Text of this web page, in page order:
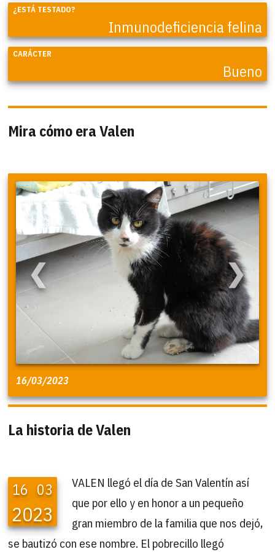
¿ESTÁ TESTADO?
Inmunodeficiencia felina
CARÁCTER
Bueno
Mira cómo era Valen
❮ ❯
16/03/2023
La historia de Valen
16 03
2023
VALEN llegó el día de San Valentín así
que por ello y en honor a un pequeño
gran miembro de la familia que nos dejó,
se bautizó con ese nombre. El pobrecillo llegó